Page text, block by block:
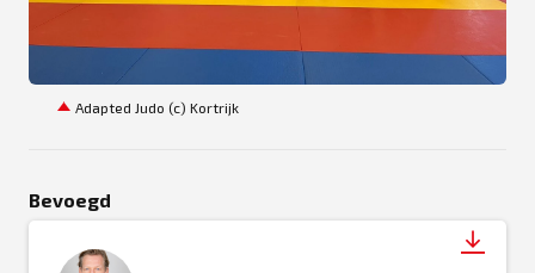
Adapted Judo (c) Kortrijk
Bevoegd